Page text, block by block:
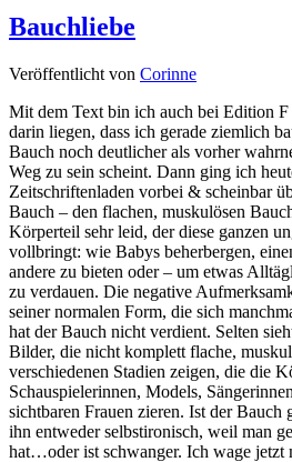
Bauchliebe
Veröffentlicht von Corinne
Mit dem Text bin ich auch bei Edition
darin liegen, dass ich gerade ziemlich
Bauch noch deutlicher als vorher
Weg zu sein scheint. Dann ging ich
Zeitschriftenladen vorbei & scheinbar
Bauch – den flachen, muskulösen
Körperteil sehr leid, der diese ganzen
vollbringt: wie Babys beherbergen,
andere zu bieten oder – um etwas
zu verdauen. Die negative
seiner normalen Form, die sich
hat der Bauch nicht verdient. Selten
Bilder, die nicht komplett flache,
verschiedenen Stadien zeigen, die die
Schauspielerinnen, Models,
sichtbaren Frauen zieren. Ist der Bauch
ihn entweder selbstironisch, weil man
hat…oder ist schwanger. Ich wage